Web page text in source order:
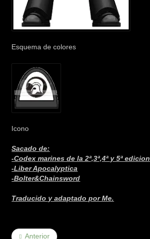
Esquema de colores
Icono
Sacado de:
-Codex marines de la 2ª,3ª,4ª y 5ª edicion
-Liber Apocalyptica
-Bolter&Chainsword
Traducido y adaptado por Me.
Anterior